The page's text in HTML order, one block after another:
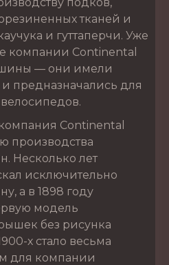
тканей и
и гуттаперчи. Уже
компании Continental
— они имели
предназначались для
Continental
производства
Несколько лет
исключительно
а в 1898 году
модель
без рисунка
х стало весьма
для компании